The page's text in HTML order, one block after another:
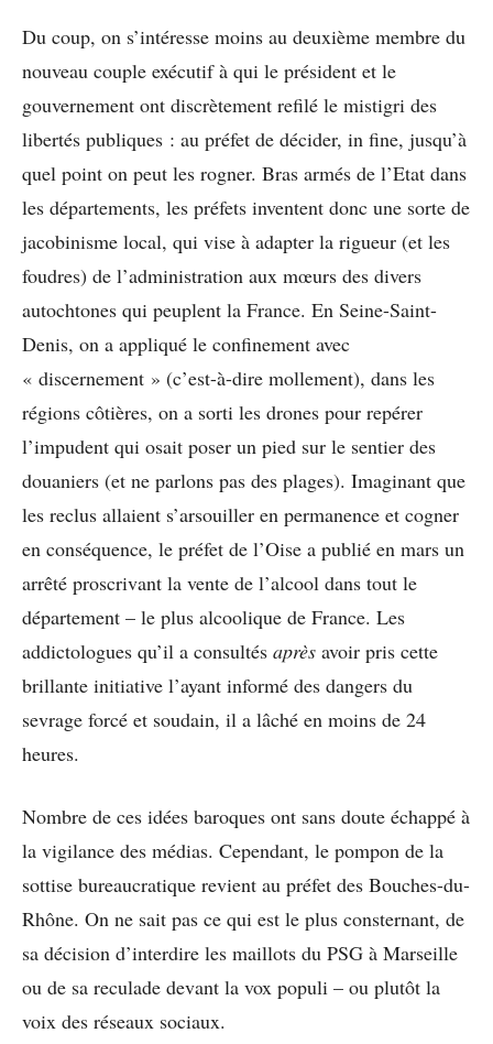
Du coup, on s’intéresse moins au deuxième membre du
nouveau couple exécutif à qui le président et le
gouvernement ont discrètement refilé le mistigri des
libertés publiques : au préfet de décider, in fine, jusqu’à
quel point on peut les rogner. Bras armés de l’Etat dans
les départements, les préfets inventent donc une sorte de
jacobinisme local, qui vise à adapter la rigueur (et les
foudres) de l’administration aux mœurs des divers
autochtones qui peuplent la France. En Seine-Saint-
Denis, on a appliqué le confinement avec
« discernement » (c’est-à-dire mollement), dans les
régions côtières, on a sorti les drones pour repérer
l’impudent qui osait poser un pied sur le sentier des
douaniers (et ne parlons pas des plages). Imaginant que
les reclus allaient s’arsouiller en permanence et cogner
en conséquence, le préfet de l’Oise a publié en mars un
arrêté proscrivant la vente de l’alcool dans tout le
département – le plus alcoolique de France. Les
addictologues qu’il a consultés après avoir pris cette
brillante initiative l’ayant informé des dangers du
sevrage forcé et soudain, il a lâché en moins de 24
heures.
Nombre de ces idées baroques ont sans doute échappé à
la vigilance des médias. Cependant, le pompon de la
sottise bureaucratique revient au préfet des Bouches-du-
Rhône. On ne sait pas ce qui est le plus consternant, de
sa décision d’interdire les maillots du PSG à Marseille
ou de sa reculade devant la vox populi – ou plutôt la
voix des réseaux sociaux.